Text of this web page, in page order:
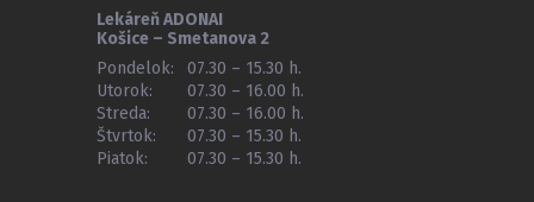
Lekáreň ADONAI
Košice – Smetanova 2
Pondelok:
07.30 – 15.30 h.
Utorok:
07.30 – 16.00 h.
Streda:
07.30 – 16.00 h.
Štvrtok:
07.30 – 15.30 h.
Piatok:
07.30 – 15.30 h.